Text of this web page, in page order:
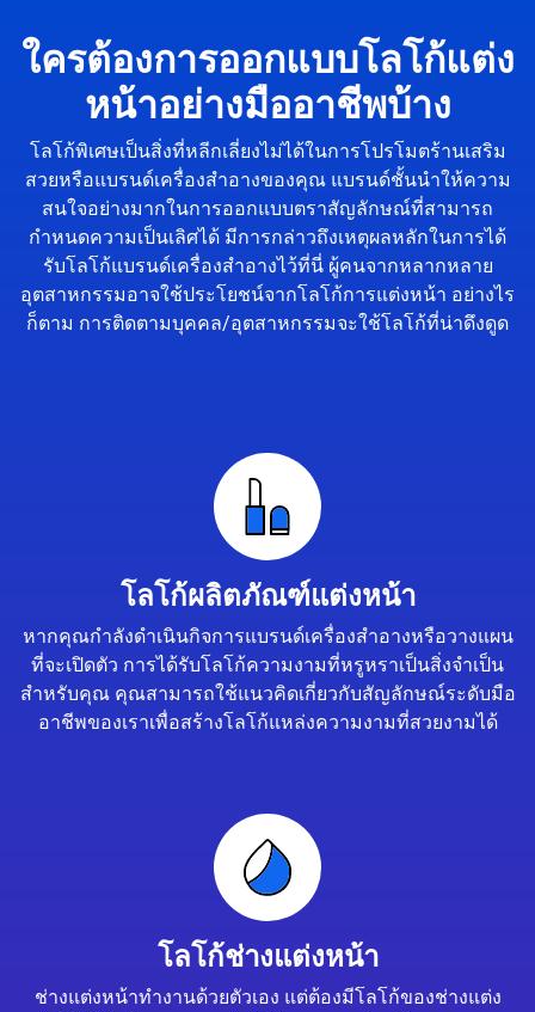
ใครต้องการออกแบบโลโก้แต่ง
หน้าอย่างมืออาชีพบ้าง
โลโก้พิเศษเป็นสิ่งที่หลีกเลี่ยงไม่ได้ในการโปรโมตร้านเสริม
สวยหรือแบรนด์เครื่องสำอางของคุณ แบรนด์ชั้นนำให้ความ
สนใจอย่างมากในการออกแบบตราสัญลักษณ์ที่สามารถ
กำหนดความเป็นเลิศได้ มีการกล่าวถึงเหตุผลหลักในการได้
รับโลโก้แบรนด์เครื่องสำอางไว้ที่นี่ ผู้คนจากหลากหลาย
อุตสาหกรรมอาจใช้ประโยชน์จากโลโก้การแต่งหน้า อย่างไร
ก็ตาม การติดตามบุคคล/อุตสาหกรรมจะใช้โลโก้ที่น่าดึงดูด
โลโก้ผลิตภัณฑ์แต่งหน้า
หากคุณกำลังดำเนินกิจการแบรนด์เครื่องสำอางหรือวางแผน
ที่จะเปิดตัว การได้รับโลโก้ความงามที่หรูหราเป็นสิ่งจำเป็น
สำหรับคุณ คุณสามารถใช้แนวคิดเกี่ยวกับสัญลักษณ์ระดับมือ
อาชีพของเราเพื่อสร้างโลโก้แหล่งความงามที่สวยงามได้
โลโก้ช่างแต่งหน้า
ช่างแต่งหน้าทำงานด้วยตัวเอง แต่ต้องมีโลโก้ของช่างแต่ง